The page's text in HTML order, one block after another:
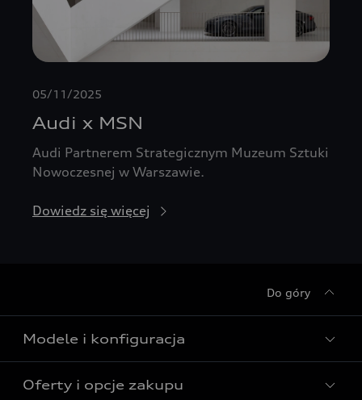
05/11/2025
Audi x MSN
Audi Partnerem Strategicznym Muzeum Sztuki
Nowoczesnej w Warszawie.
Dowiedz się więcej
Do góry
Modele i konfiguracja
Wszystkie modele Audi
Oferty i opcje zakupu